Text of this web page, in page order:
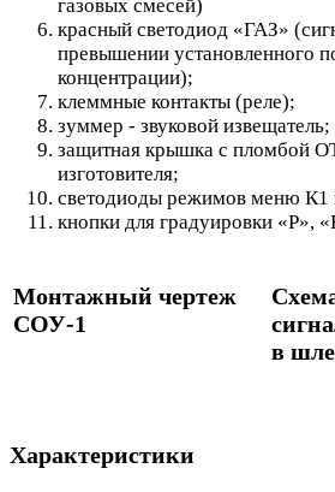
газовых смесей)
красный светодиод «ГАЗ»
превышении установленного
концентрации);
клеммные контакты (реле);
зуммер - звуковой извещатель;
защитная крышка с пломбой
изготовителя;
светодиоды режимов меню К1
кнопки для градуировки «Р»,
Монтажный чертеж
СОУ-1
в
Характеристики